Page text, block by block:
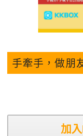
手牽手，做朋
加